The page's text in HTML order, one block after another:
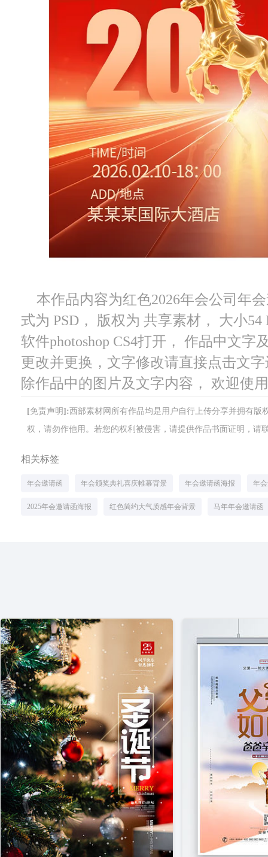
本作品内容为红色2026年会公司年
式为 PSD， 版权为 共享素材， 大小
软件photoshop CS4打开， 作品中文
更改并更换，文字修改请直接点击文
除作品中的图片及文字内容， 欢迎使
[免责声明]:西部素材网所有作品均是用户自行上传分享并拥有
权，请勿作他用。若您的权利被侵害，请提供作品书面证明，请
相关标签
年会邀请函 年会颁奖典礼喜庆帷幕背景 年会邀请函海报 年
2025年会邀请函海报 红色简约大气质感年会背景 马年年会邀请函